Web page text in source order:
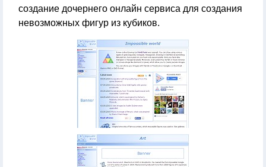
создание дочернего онлайн сервиса для создания
невозможных фигур из кубиков.